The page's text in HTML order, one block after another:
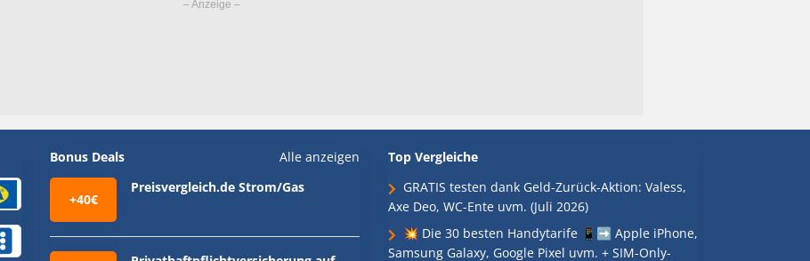
Bonus Deals Alle anzeigen
+40€
Preisvergleich.de Strom/Gas
Top Vergleiche
GRATIS testen dank Geld-Zurück-Aktion: Valess,
Axe Deo, WC-Ente uvm. (Juli 2026)
💥 Die 30 besten Handytarife 📱➡️ Apple iPhone,
Samsung Galaxy, Google Pixel uvm. + SIM-Only-